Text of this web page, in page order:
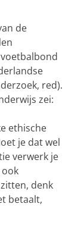
de
red).
zei:
ethische
je dat wel
verwerk je
denk
betaalt,